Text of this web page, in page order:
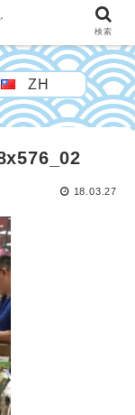
ZH
18.03.27
検索